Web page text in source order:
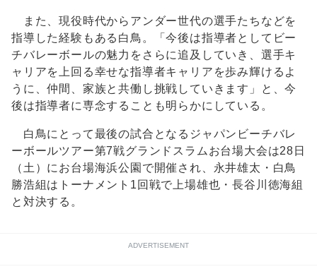
また、現役時代からアンダー世代の選手たちなどを
指導した経験もある白鳥。「今後は指導者としてビー
チバレーボールの魅力をさらに追及していき、選手キ
ャリアを上回る幸せな指導者キャリアを歩み輝けるよ
うに、仲間、家族と共働し挑戦していきます」と、今
後は指導者に専念することも明らかにしている。
白鳥にとって最後の試合となるジャパンビーチバレ
ーボールツアー第7戦グランドスラムお台場大会は28日
（土）にお台場海浜公園で開催され、永井雄太・白鳥
勝浩組はトーナメント1回戦で上場雄也・長谷川徳海組
と対決する。
ADVERTISEMENT